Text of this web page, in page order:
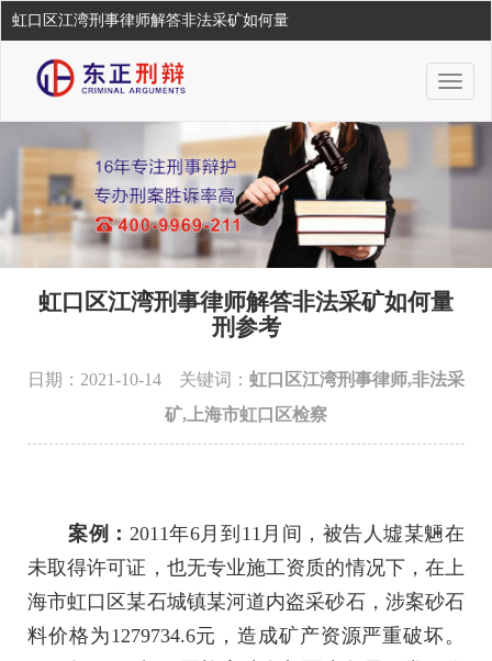
虹口区江湾刑事律师解答非法采矿如何量
虹口区江湾刑事律师解答非法采矿如何量
刑参考
日期：2021-10-14 关键词： 虹口区江湾刑事律师,非法采
矿,上海市虹口区检察
案例： 2011年6月到11月间，被告人墟某魎在
未取得许可证，也无专业施工资质的情况下，在上
海市虹口区某石城镇某河道内盗采砂石，涉案砂石
料价格为1279734.6元，造成矿产资源严重破坏。